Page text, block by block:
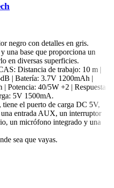
negro con detalles en gris.
una base que proporciona un
en diversas superficies.
Distancia de trabajo: 10 m |
| Batería: 3.7V 1200mAh |
Potencia: 40/5W +2 | Respuesta
5V 1500mA.
el puerto de carga DC 5V,
entrada AUX, un interruptor
un micrófono integrado y una
sea que vayas.